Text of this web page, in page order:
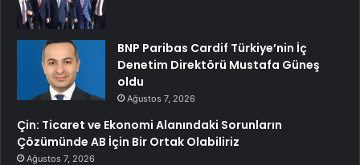
BNP Paribas Cardif Türkiye’nin İç
Denetim Direktörü Mustafa Güneş
oldu
Ağustos 7, 2026
Çin: Ticaret ve Ekonomi Alanındaki Sorunların
Çözümünde AB İçin Bir Ortak Olabiliriz
Ağustos 7, 2026